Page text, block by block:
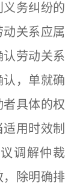
务纠纷的
关系应属
劳动关系
，单就确
具体的权
用时效制
调解仲裁
除明确排